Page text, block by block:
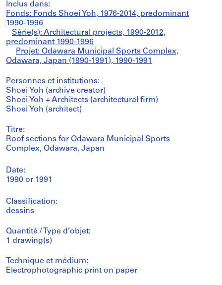
Inclus dans:
Fonds: Fonds Shoei Yoh, 1976-2014, predominant
1990-1996
Série(s): Architectural projects, 1990-2012,
predominant 1990-1996
Projet: Odawara Municipal Sports Complex,
Odawara, Japan (1990-1991), 1990-1991
Personnes et institutions:
Shoei Yoh (archive creator)
Shoei Yoh + Architects (architectural firm)
Shoei Yoh (architect)
Titre:
Roof sections for Odawara Municipal Sports
Complex, Odawara, Japan
Date:
1990 or 1991
Classification:
dessins
Quantité / Type d’objet:
1 drawing(s)
Technique et médium:
Electrophotographic print on paper